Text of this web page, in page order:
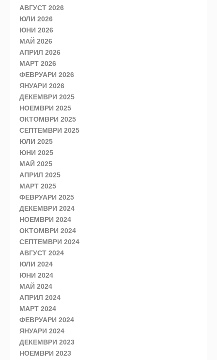
АВГУСТ 2026
ЮЛИ 2026
ЮНИ 2026
МАЙ 2026
АПРИЛ 2026
МАРТ 2026
ФЕВРУАРИ 2026
ЯНУАРИ 2026
ДЕКЕМВРИ 2025
НОЕМВРИ 2025
ОКТОМВРИ 2025
СЕПТЕМВРИ 2025
ЮЛИ 2025
ЮНИ 2025
МАЙ 2025
АПРИЛ 2025
МАРТ 2025
ФЕВРУАРИ 2025
ДЕКЕМВРИ 2024
НОЕМВРИ 2024
ОКТОМВРИ 2024
СЕПТЕМВРИ 2024
АВГУСТ 2024
ЮЛИ 2024
ЮНИ 2024
МАЙ 2024
АПРИЛ 2024
МАРТ 2024
ФЕВРУАРИ 2024
ЯНУАРИ 2024
ДЕКЕМВРИ 2023
НОЕМВРИ 2023